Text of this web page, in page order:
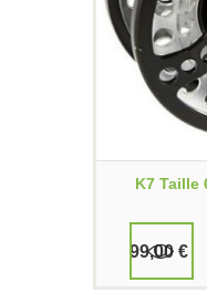
K7 Taille
99,00 €